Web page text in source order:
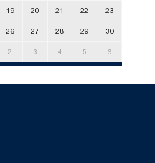
19 20 21 22 23
26 27 28 29 30
2 3 4 5 6